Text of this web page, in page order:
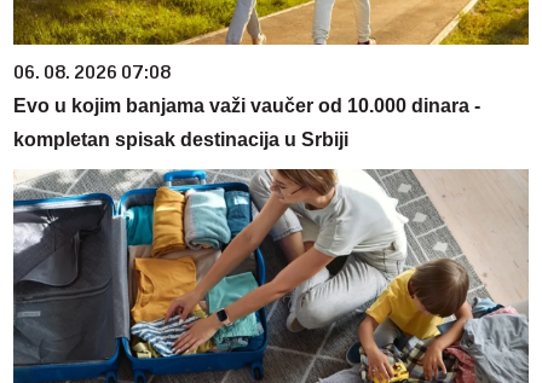
06. 08. 2026 07:08
Evo u kojim banjama važi vaučer od 10.000 dinara -
kompletan spisak destinacija u Srbiji